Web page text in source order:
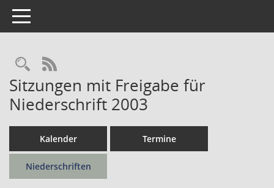
Toggle navigation
Rechercheauswahl
RSS-Feed
Sitzungen mit Freigabe für
Niederschrift 2003
Kalender Termine
Niederschriften